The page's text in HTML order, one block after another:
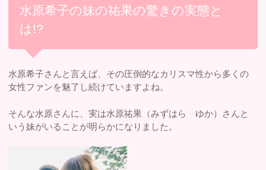
水原希子の妹の祐果の驚きの実態と
は!?
水原希子さんと言えば、その圧倒的なカリスマ性から多くの
女性ファンを魅了し続けていますよね。
そんな水原さんに、実は水原祐果（みずはら ゆか）さんと
いう妹がいることが明らかになりました。